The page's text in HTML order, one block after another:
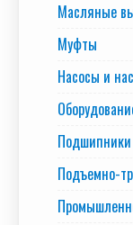
Масляные
Муфты
Насосы и
Подшипники
Подъемно-